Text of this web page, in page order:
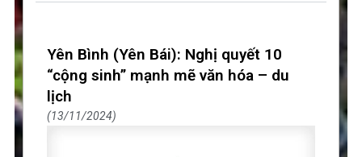
Yên Bình (Yên Bái): Nghị quyết 10
“cộng sinh” mạnh mẽ văn hóa – du
lịch
13/11/2024